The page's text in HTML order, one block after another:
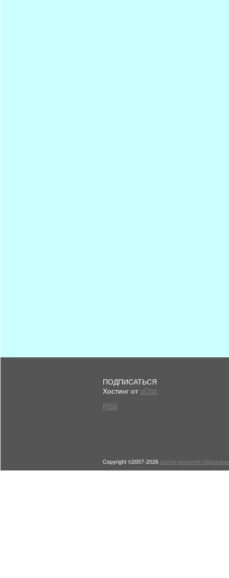
ПОДПИСАТЬСЯ
Хостинг от uCoz
RSS
Copyright ©2007-2026 Центр развития